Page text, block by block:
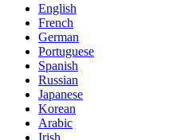
English
French
German
Portuguese
Spanish
Russian
Japanese
Korean
Arabic
Irish